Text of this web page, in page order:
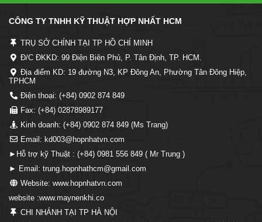
CÔNG TY TNHH KỸ THUẬT HỢP NHẤT HCM
TRỤ SỞ CHÍNH TẠI TP HỒ CHÍ MINH
Đ/C ĐKKD: 99 Điện Biên Phủ, P. Tân Định, TP. HCM.
Địa điểm KD: 19 đường N3, KP Đông An, Phường Tân Đông Hiệp,
TPHCM
Điện thoại: (+84) 0902 874 849
Fax: (+84) 02878989177
Kinh doanh: (+84) 0902 874 849 (Ms Trang)
Email: kd003@hopnhatvn.com
►Hỗ trợ kỹ Thuật : (+84) 0981 556 849 ( Mr Trung )
► Email: trung.hopnhathcm@gmail.com
Website: www.hopnhatvn.com
website :www.maynenkhi.co
CHI NHÁNH TẠI TP HÀ NỘI